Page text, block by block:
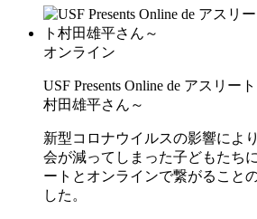
オンライン
USF Presents Online de アスリー
村田雄平さん～
新型コロナウイルスの影響によ
会が減ってしまった子どもたち
ートとオンラインで繋がること
した。